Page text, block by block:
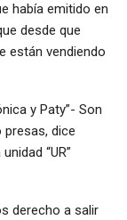
había emitido en
desde que
están vendiendo
y Paty”- Son
presas, dice
“UR”
derecho a salir